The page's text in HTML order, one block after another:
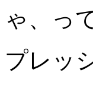
ゃ、っ
プレッ